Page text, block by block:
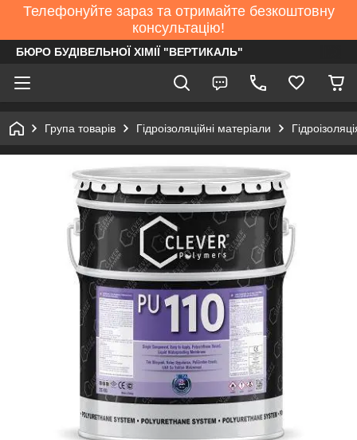
Телефонуйте зараз та отримайте безкоштовну
консультацію!
БЮРО БУДІВЕЛЬНОЇ ХІМІЇ "ВЕРТИКАЛЬ"
Група товарів Гідроізоляційні матеріали